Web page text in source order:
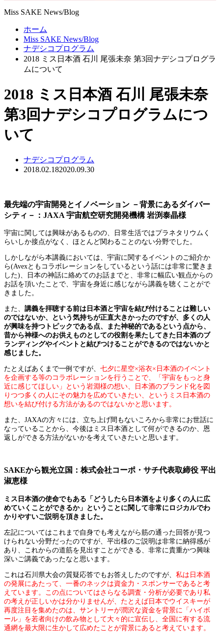
Miss SAKE News/Blog
ホーム
Miss SAKE News/Blog
ナデシコプログラム
2018 ミス日本酒 石川 尾張未奈 第3回ナデシコプログラ
ムについて
2018 ミス日本酒 石川 尾張未奈
第3回ナデシコプログラムにつ
いて
ナデシコプログラム
2018.02.182020.09.30
最先端の宇宙開発とイノベーション －背景にあるダイバー
シティ－：JAXA 宇宙航空研究開発機構 岩渕泰晶様
宇宙に関しては興味があるものの、日常生活ではプラネタリウムく
らいしか接点がなく、ほとんど関わることのない分野でした。
しかしながら本講義においては、宇宙に関するイベントのご紹介か
ら(Avexともコラボレーションをしているという話には非常に驚きま
した)、日本の神話に絡めてのお話までと、非常に幅広い観点からの
お話を頂いたことで、宇宙を身近に感じながら講義を聴くことがで
きました。
また、 講義を拝聴する前は日本酒と宇宙を結び付けることは難しい
のではないか、という気持ちが正直大きかったのですが、多くの人
が興味を持つトピックである点、また神秘的であるという点から、
昔から神様へのお供えものとしての役割を果たしてきた日本酒のブ
ランディングやイベントと結びつけることができるのではないかと
感じました。
たとえばあくまで一例ですが、 七夕に星空×浴衣×日本酒のイベント
を企画する等のコラボレーションを行うことで、「宇宙をもっと身
近に感じてほしい」という岩淵様の想い、日本酒のブランド化を図
りつつ多くの人にその魅力を広めていきたい、というミス日本酒の
想いを結び付ける方法があるのではないかと思います。
また、JAXAの方々には、立ち上げ間もないころから非常にお世話に
なっていることから、今後はミス日本酒として何ができるのか、恩
返しができる方法がないかを考えていきたいと思います。
SAKEから観光立国：株式会社コーポ・サチ代表取締役 平出
淑恵様
ミス日本酒の使命でもある「どうしたら日本酒をより多くの人に広
めていくことができるか」ということに関して非常にロジカルでわ
かりやすいご説明を頂きました。
左記についてはこれまで自身でも考えながら筋の通った回答が見つ
けられない分野だったのですが、平出様のご説明は非常に納得感が
あり、これからの道筋を見出すことができる、非常に貴重かつ興味
深いご講義であったなと思います。
これは石川県大会の質疑応答でもお答えしたのですが、 私は日本酒
の発展にあたって、一番のネックは資金力・スポンサーであると考
えています。この点についてはさらなる調査・分析が必要であり私
の考えが正しいかは分かりませんが、たとえば日本でウイスキーが
再度注目を集めたのは、サントリーが潤沢な資金を背景に「ハイボ
ール」を若者向けの飲み物として大々的に宣伝し、全国に有する流
通網を最大限に生かして広めたことが背景にあると考えています。